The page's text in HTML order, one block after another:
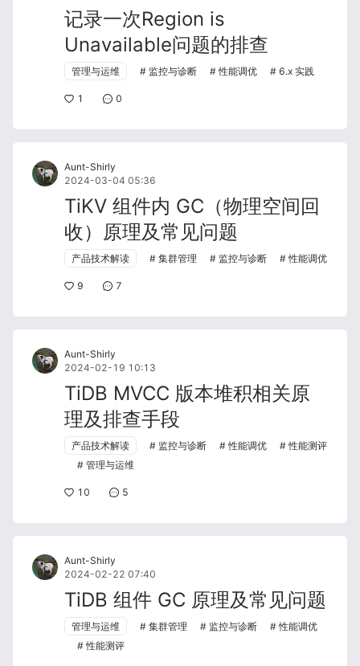
记录一次Region is
Unavailable问题的排查
管理与运维 监控与诊断 性能调优 6.x 实践
1 0
Aunt-Shirly
2024-03-04 05:36
TiKV 组件内 GC（物理空间回
收）原理及常见问题
产品技术解读 集群管理 监控与诊断 性能调优
9 7
Aunt-Shirly
2024-02-19 10:13
TiDB MVCC 版本堆积相关原
理及排查手段
产品技术解读 监控与诊断 性能调优
性能测评
管理与运维
10 5
Aunt-Shirly
2024-02-22 07:40
TiDB 组件 GC 原理及常见问题
管理与运维 集群管理 监控与诊断
性能调优
性能测评